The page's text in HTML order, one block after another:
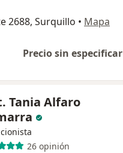
2688, Surquillo • Mapa
Precio sin especificar
Tania Alfaro
26 opinión